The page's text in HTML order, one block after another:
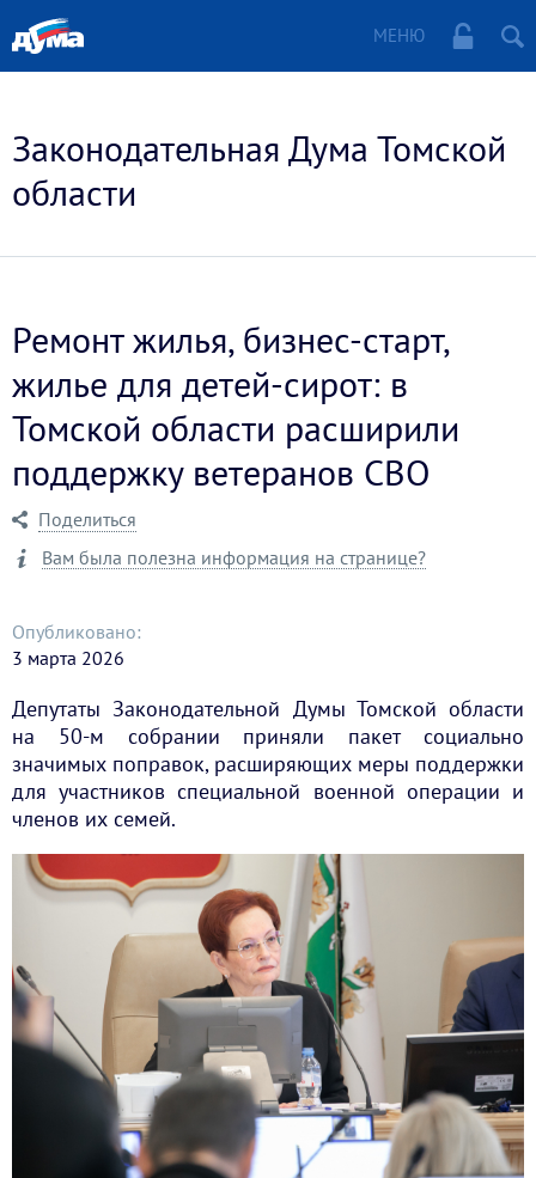
МЕНЮ
Законодательная Дума Томской
области
Ремонт жилья, бизнес-старт,
жилье для детей-сирот: в
Томской области расширили
поддержку ветеранов СВО
Поделиться
Вам была полезна информация на странице?
Опубликовано:
3 марта 2026
Депутаты Законодательной Думы Томской области
на 50-м собрании приняли пакет социально
значимых поправок, расширяющих меры поддержки
для участников специальной военной операции и
членов их семей.